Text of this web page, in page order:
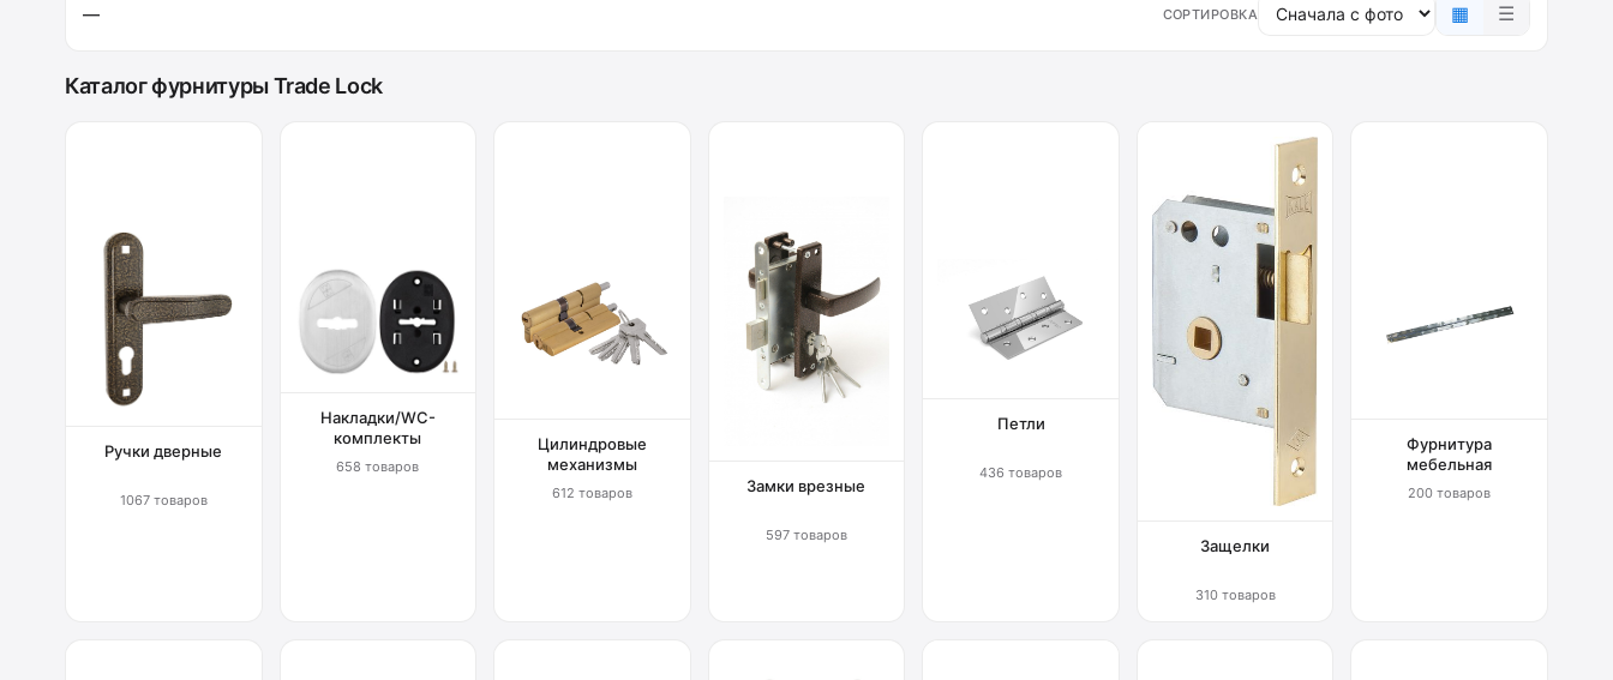
— СОРТИРОВКА ▦ ☰
Каталог фурнитуры Trade Lock
Ручки дверные
1067 товаров
Накладки/WC-
комплекты
658 товаров
Цилиндровые
механизмы
612 товаров Замки врезные
597 товаров
Петли
436 товаров
Защелки
310 товаров
Фурнитура
мебельная
200 товаров